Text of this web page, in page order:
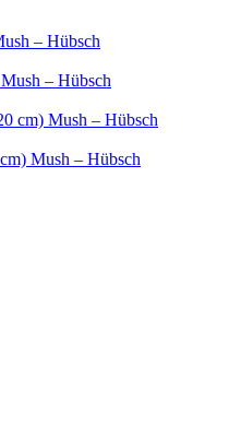
– Hübsch
– Hübsch
cm) Mush – Hübsch
Mush – Hübsch